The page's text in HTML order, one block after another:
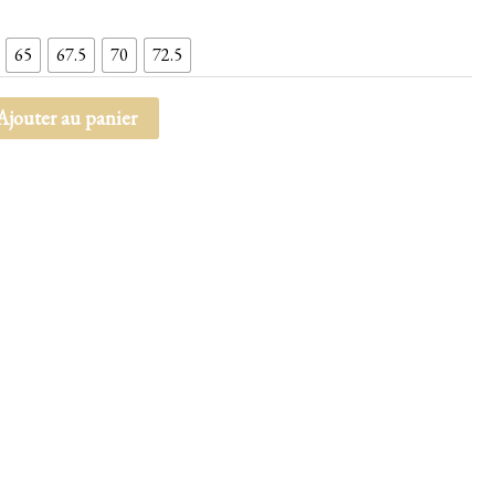
65 67.5 70 72.5
au panier